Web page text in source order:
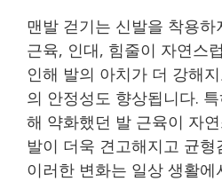
맨발 걷기는 신발을 착용
근육, 인대, 힘줄이 자연스
인해 발의 아치가 더 강해
의 안정성도 향상됩니다.
해 약화했던 발 근육이 자
발이 더욱 견고해지고 균
이러한 변화는 일상 생활